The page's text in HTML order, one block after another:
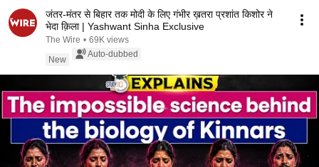
जंतर-मंतर से बिहार तक मोदी के लिए गंभीर ख़तरा प्रशांत किशोर ने
भेदा क़िला | Yashwant Sinha Exclusive
The Wire • 69K views
New
Auto-dubbed